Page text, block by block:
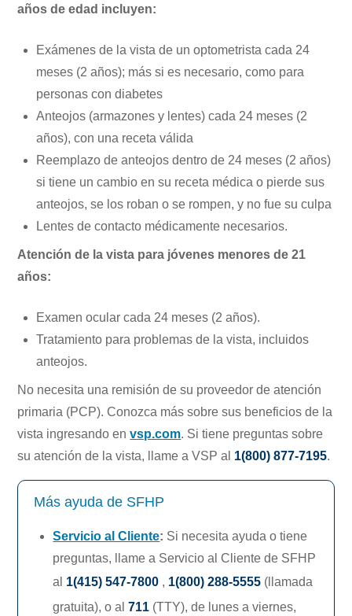
años de edad incluyen:
Exámenes de la vista de un optometrista cada 24
meses (2 años); más si es necesario, como para
personas con diabetes
Anteojos (armazones y lentes) cada 24 meses (2
años), con una receta válida
Reemplazo de anteojos dentro de 24 meses (2 años)
si tiene un cambio en su receta médica o pierde sus
anteojos, se los roban o se rompen, y no fue su culpa
Lentes de contacto médicamente necesarios.
Atención de la vista para jóvenes menores de 21
años:
Examen ocular cada 24 meses (2 años).
Tratamiento para problemas de la vista, incluidos
anteojos.
No necesita una remisión de su proveedor de atención
primaria (PCP). Conozca más sobre sus beneficios de la
vista ingresando envsp.com. Si tiene preguntas sobre
su atención de la vista, llame a VSP al 1(800) 877-7195.
Más ayuda de SFHP
Servicio al Cliente: Si necesita ayuda o tiene
preguntas, llame a Servicio al Cliente de SFHP
al 1(415) 547-7800 , 1(800) 288-5555 (llamada
gratuita), o al711 (TTY), de lunes a viernes,